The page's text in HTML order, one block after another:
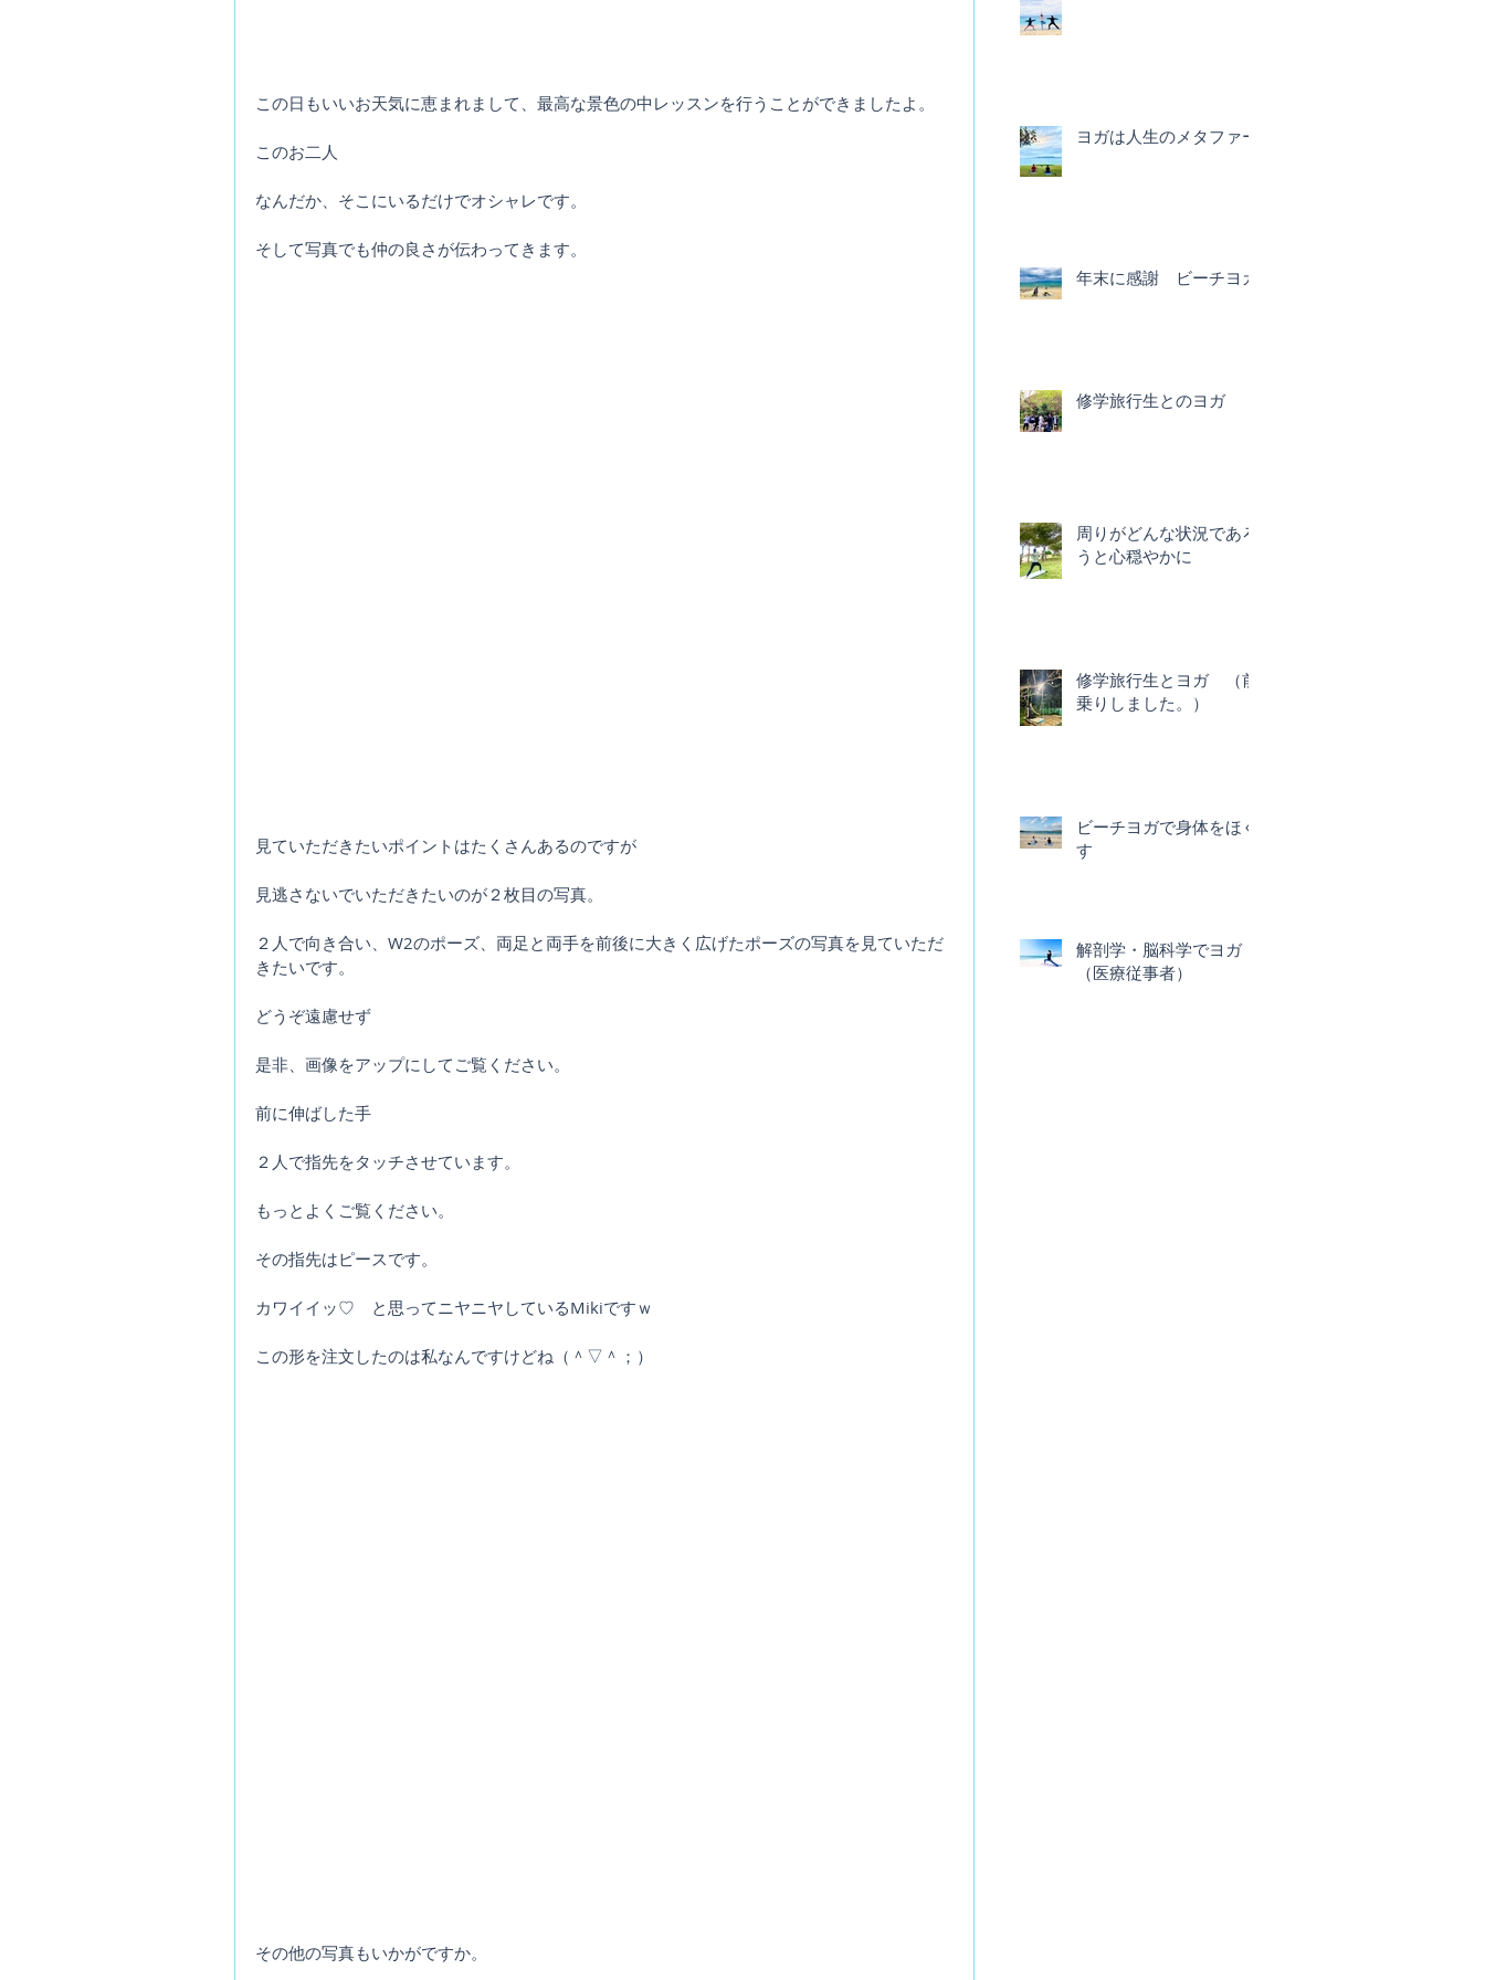
この日もいいお天気に恵まれまして、最高な景色の中レッスンを行うことができましたよ。
このお二人
なんだか、そこにいるだけでオシャレです。
そして写真でも仲の良さが伝わってきます。
見ていただきたいポイントはたくさんあるのですが
見逃さないでいただきたいのが２枚目の写真。
２人で向き合い、W2のポーズ、両足と両手を前後に大きく広げたポーズの写真を見ていただ
きたいです。
どうぞ遠慮せず
是非、画像をアップにしてご覧ください。
前に伸ばした手
２人で指先をタッチさせています。
もっとよくご覧ください。
その指先はピースです。
カワイイッ♡　と思ってニヤニヤしているMikiですｗ
この形を注文したのは私なんですけどね（＾▽＾；）
その他の写真もいかがですか。
ヨガは人生のメタファー
年末に感謝 ビーチヨガ
修学旅行生とのヨガ
周りがどんな状況であろ
うと心穏やかに
修学旅行生とヨガ （前
乗りしました。）
ビーチヨガで身体をほぐ
す
解剖学・脳科学でヨガ
（医療従事者）